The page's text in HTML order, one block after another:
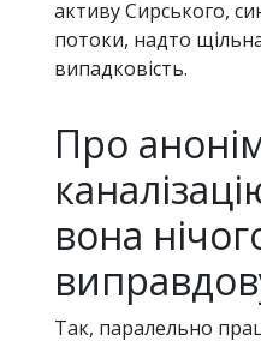
активу Сирського,
потоки, надто
випадковість.
Про
вона
Так, паралельно